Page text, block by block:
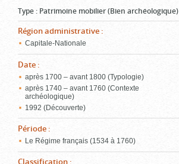
Type : Patrimoine mobilier (Bien archéologique)
Région administrative :
Capitale-Nationale
Date :
après 1700 – avant 1800 (Typologie)
après 1740 – avant 1760 (Contexte
archéologique)
1992 (Découverte)
Période :
Le Régime français (1534 à 1760)